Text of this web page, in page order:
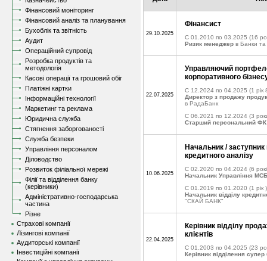
Фінансовий моніторинг
Фінансовий аналіз та планування
Бухоблік та звітність
Аудит
Операційний супровід
Розробка продуктів та
методологія
Касові операції та грошовий обіг
Платіжні картки
Інформаційні технології
Маркетинг та реклама
Юридична служба
Стягнення заборгованості
Служба безпеки
Управління персоналом
Діловодство
Розвиток філіальної мережі
Філії та відділення банку
(керівники)
Адміністративно-господарська
частина
Різне
Страхові компанії
Лізингові компанії
Аудиторські компанії
Інвестиційні компанії
29.10.2025
Фінансист
C 01.2010 по 03.2025 (16
Ризик менеджер в Банки та
22.07.2025
Управляючий
корпоративного
C 12.2024 по 04.2025 (1 рік
Директор з продажу
в РадаБанк
C 06.2021 по 12.2024 (3
Старший персональний
10.06.2025
Начальник /
кредитного аналізу
C 02.2020 по 04.2024 (6
Начальник Управління МСБ
C 01.2019 по 01.2020 (1 рік )
Начальник відділу
"СКАЙ БАНК"
22.04.2025
Керівник відділу
клієнтів
C 01.2003 по 04.2025 (23
Керівник відділення супер